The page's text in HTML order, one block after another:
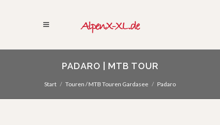
PADARO | MTB TOUR
Start Touren / MTB Touren Gardasee Padaro